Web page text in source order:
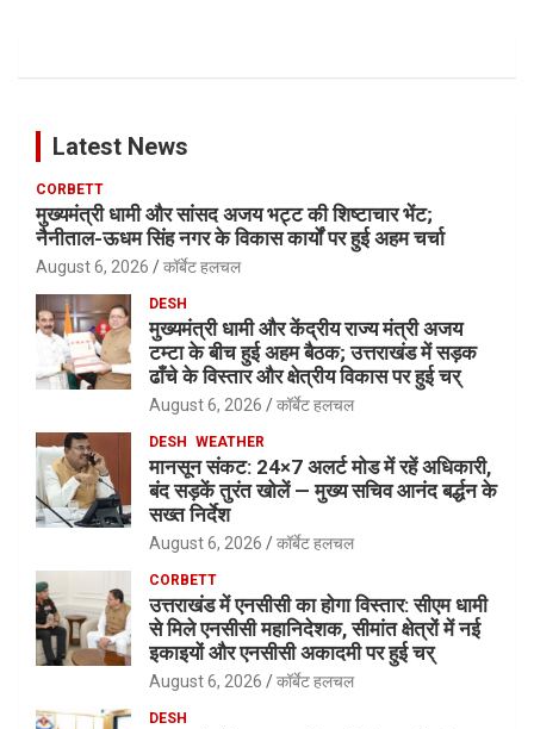
Latest News
CORBETT
मुख्यमंत्री धामी और सांसद अजय भट्ट की शिष्टाचार भेंट;
नैनीताल-ऊधम सिंह नगर के विकास कार्यों पर हुई अहम चर्चा
August 6, 2026 कॉर्बेट हलचल
DESH
मुख्यमंत्री धामी और केंद्रीय राज्य मंत्री अजय
टम्टा के बीच हुई अहम बैठक; उत्तराखंड में सड़क
ढाँचे के विस्तार और क्षेत्रीय विकास पर हुई चर्
August 6, 2026 कॉर्बेट हलचल
DESH WEATHER
मानसून संकट: 24×7 अलर्ट मोड में रहें अधिकारी,
बंद सड़कें तुरंत खोलें — मुख्य सचिव आनंद बर्द्धन के
सख्त निर्देश
August 6, 2026 कॉर्बेट हलचल
CORBETT
उत्तराखंड में एनसीसी का होगा विस्तार: सीएम धामी
से मिले एनसीसी महानिदेशक, सीमांत क्षेत्रों में नई
इकाइयों और एनसीसी अकादमी पर हुई चर्
August 6, 2026 कॉर्बेट हलचल
DESH